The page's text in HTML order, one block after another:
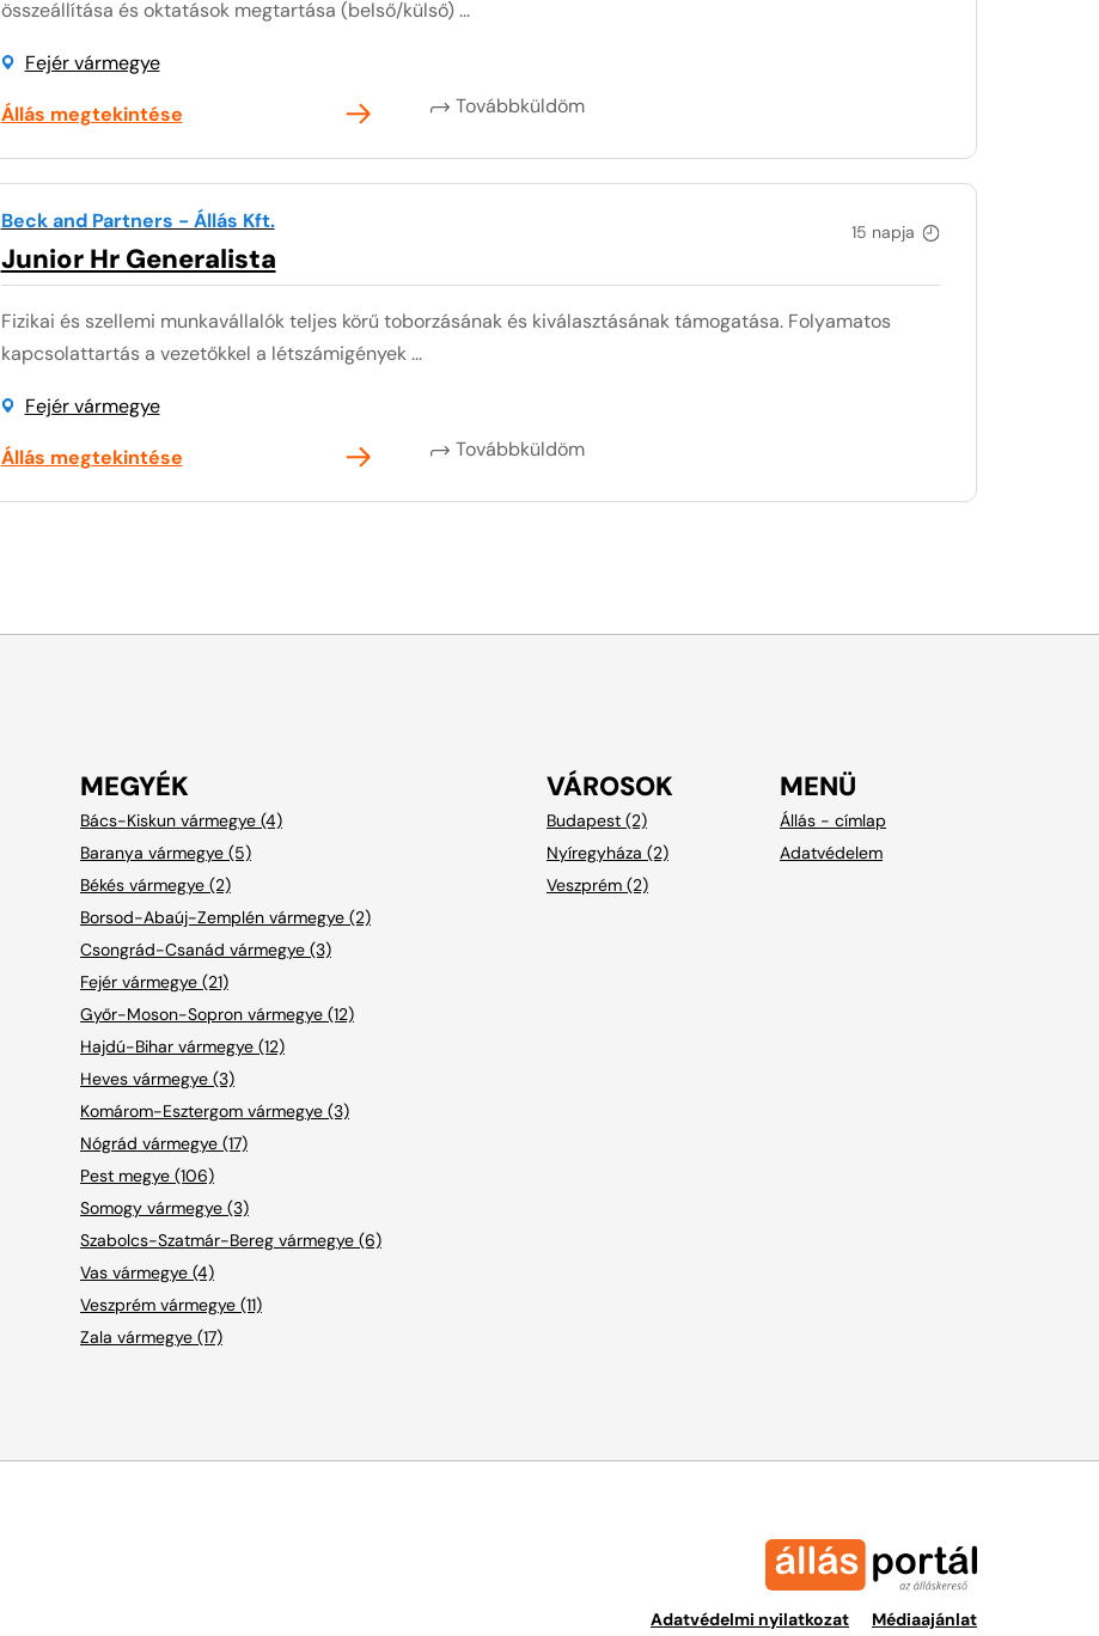
összeállítása és oktatások megtartása (belső/külső) ...
Fejér vármegye
Állás megtekintése Továbbküldöm
15 napja
Beck and Partners - Állás Kft.
Junior Hr Generalista
Fizikai és szellemi munkavállalók teljes körű toborzásának és kiválasztásának támogatása. Folyamatos
kapcsolattartás a vezetőkkel a létszámigények ...
Fejér vármegye
Állás megtekintése Továbbküldöm
MEGYÉK
Bács-Kiskun vármegye (4)
Baranya vármegye (5)
Békés vármegye (2)
Borsod-Abaúj-Zemplén vármegye (2)
Csongrád-Csanád vármegye (3)
Fejér vármegye (21)
Győr-Moson-Sopron vármegye (12)
Hajdú-Bihar vármegye (12)
Heves vármegye (3)
Komárom-Esztergom vármegye (3)
Nógrád vármegye (17)
Pest megye (106)
Somogy vármegye (3)
Szabolcs-Szatmár-Bereg vármegye (6)
Vas vármegye (4)
Veszprém vármegye (11)
Zala vármegye (17)
VÁROSOK
Budapest (2)
Nyíregyháza (2)
Veszprém (2)
MENÜ
Állás - címlap
Adatvédelem
Adatvédelmi nyilatkozat Médiaajánlat